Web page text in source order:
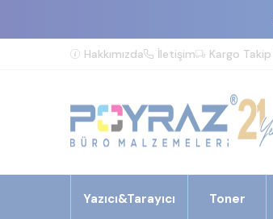
Hakkımızda İletişim Kargo Takip
Yazıcı&Tarayıcı Toner